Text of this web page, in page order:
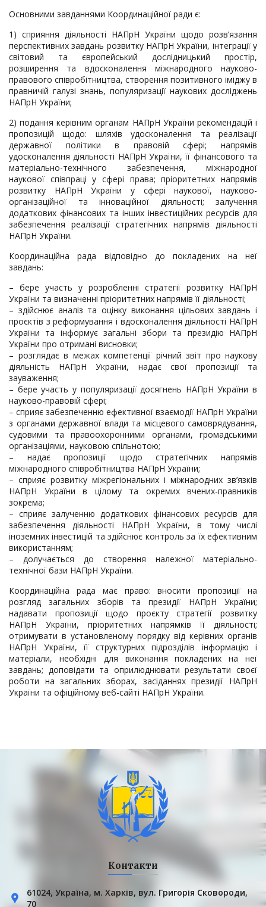
Основними завданнями Координаційної ради є:
1) сприяння діяльності НАПрН України щодо розв’язання
перспективних завдань розвитку НАПрН України, інтеграції у
світовий та європейський дослідницький простір,
розширення та вдосконалення міжнародного науково-
правового співробітництва, створення позитивного іміджу в
правничій галузі знань, популяризації наукових досліджень
НАПрН України;
2) подання керівним органам НАПрН України рекомендацій і
пропозицій щодо: шляхів удосконалення та реалізації
державної політики в правовій сфері; напрямів
удосконалення діяльності НАПрН України, її фінансового та
матеріально-технічного забезпечення, міжнародної
наукової співпраці у сфері права; пріоритетних напрямів
розвитку НАПрН України у сфері наукової, науково-
організаційної та інноваційної діяльності; залучення
додаткових фінансових та інших інвестиційних ресурсів для
забезпечення реалізації стратегічних напрямів діяльності
НАПрН України.
Координаційна рада відповідно до покладених на неї
завдань:
– бере участь у розробленні стратегії розвитку НАПрН
України та визначенні пріоритетних напрямів її діяльності;
– здійснює аналіз та оцінку виконання цільових завдань і
проєктів з реформування і вдосконалення діяльності НАПрН
України та інформує загальні збори та президію НАПрН
України про отримані висновки;
– розглядає в межах компетенції річний звіт про наукову
діяльність НАПрН України, надає свої пропозиції та
зауваження;
– бере участь у популяризації досягнень НАПрН України в
науково-правовій сфері;
– сприяє забезпеченню ефективної взаємодії НАПрН України
з органами державної влади та місцевого самоврядування,
судовими та правоохоронними органами, громадськими
організаціями, науковою спільнотою;
– надає пропозиції щодо стратегічних напрямів
міжнародного співробітництва НАПрН України;
– сприяє розвитку міжрегіональних і міжнародних зв’язків
НАПрН України в цілому та окремих вчених-правників
зокрема;
– сприяє залученню додаткових фінансових ресурсів для
забезпечення діяльності НАПрН України, в тому числі
іноземних інвестицій та здійснює контроль за їх ефективним
використанням;
– долучається до створення належної матеріально-
технічної бази НАПрН України.
Координаційна рада має право: вносити пропозиції на
розгляд загальних зборів та президії НАПрН України;
надавати пропозиції щодо проєкту стратегії розвитку
НАПрН України, пріоритетних напрямків її діяльності;
отримувати в установленому порядку від керівних органів
НАПрН України, її структурних підрозділів інформацію і
матеріали, необхідні для виконання покладених на неї
завдань; доповідати та оприлюднювати результати своєї
роботи на загальних зборах, засіданнях президії НАПрН
України та офіційному веб-сайті НАПрН України.
Контакти
61024, Українa, м. Харків, вул. Григорія Сковороди,
70